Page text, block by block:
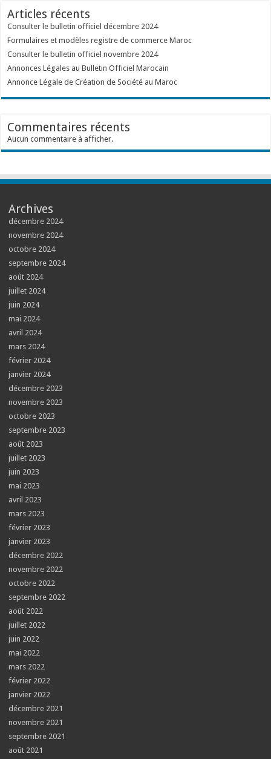
Articles récents
Consulter le bulletin officiel décembre 2024
Formulaires et modèles registre de commerce Maroc
Consulter le bulletin officiel novembre 2024
Annonces Légales au Bulletin Officiel Marocain
Annonce Légale de Création de Société au Maroc
Commentaires récents
Aucun commentaire à afficher.
Archives
décembre 2024
novembre 2024
octobre 2024
septembre 2024
août 2024
juillet 2024
juin 2024
mai 2024
avril 2024
mars 2024
février 2024
janvier 2024
décembre 2023
novembre 2023
octobre 2023
septembre 2023
août 2023
juillet 2023
juin 2023
mai 2023
avril 2023
mars 2023
février 2023
janvier 2023
décembre 2022
novembre 2022
octobre 2022
septembre 2022
août 2022
juillet 2022
juin 2022
mai 2022
mars 2022
février 2022
janvier 2022
décembre 2021
novembre 2021
septembre 2021
août 2021